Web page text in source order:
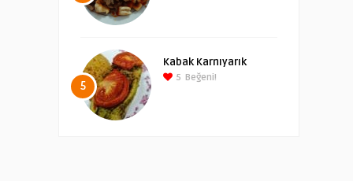
5
Kabak Karnıyarık
5 Beğeni!